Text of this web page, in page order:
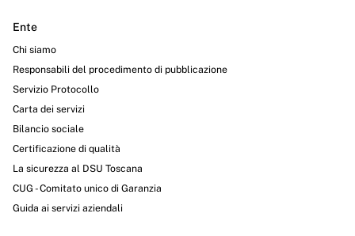
Ente
Chi siamo
Responsabili del procedimento di pubblicazione
Servizio Protocollo
Carta dei servizi
Bilancio sociale
Certificazione di qualità
La sicurezza al DSU Toscana
CUG - Comitato unico di Garanzia
Guida ai servizi aziendali